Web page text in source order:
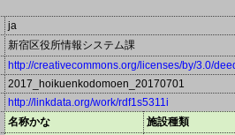
ja
新宿区役所情報システム課
http://creativecommons.org/licenses/by/3.0/
2017_hoikuenkodomoen_20170701
http://linkdata.org/work/rdf1s5311i
名称かな
施設種類